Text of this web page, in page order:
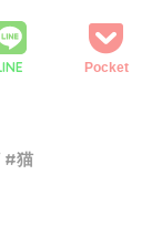
Pocket
猫